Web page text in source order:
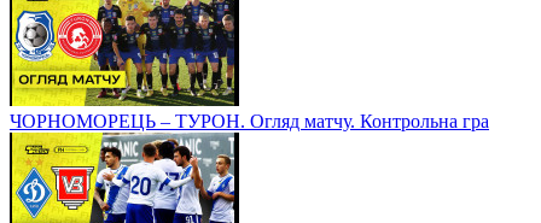
ЧОРНОМОРЕЦЬ – ТУРОН. Огляд матчу. Контрольна гра